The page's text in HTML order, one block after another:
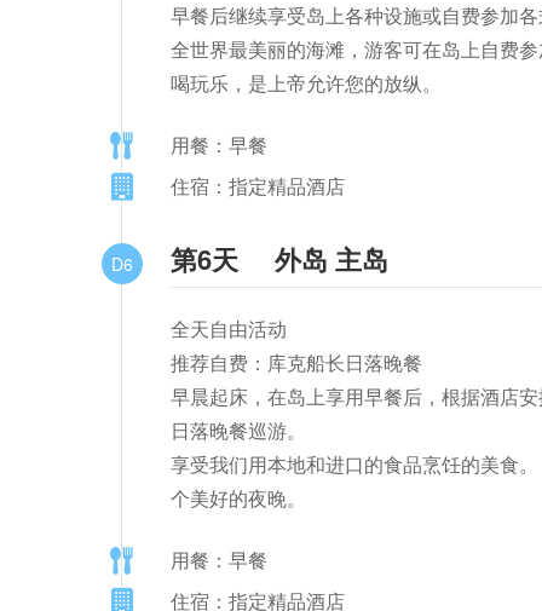
早餐后继续享受岛上各种设施或自费参加
全世界最美丽的海滩，游客可在岛上自费
喝玩乐，是上帝允许您的放纵。
用餐：早餐
住宿：指定精品酒店
D6 第6天 外岛 主岛
全天自由活动
推荐自费：库克船长日落晚餐
早晨起床，在岛上享用早餐后，根据酒店
日落晚餐巡游。
享受我们用本地和进口的食品烹饪的美食
个美好的夜晚。
用餐：早餐
住宿：指定精品酒店